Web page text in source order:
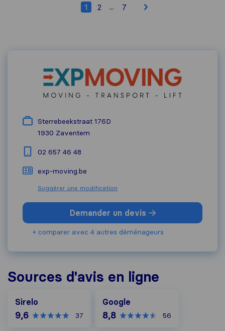
1 2 ... 7
Sterrebeekstraat 176D
1930 Zaventem
02 657 46 48
exp-moving.be
Suggérer une modification
Demander un devis
+ comparer avec 4 autres déménageurs
Sources d'avis en ligne
Sirelo
9,6 37
Google
8,8 56